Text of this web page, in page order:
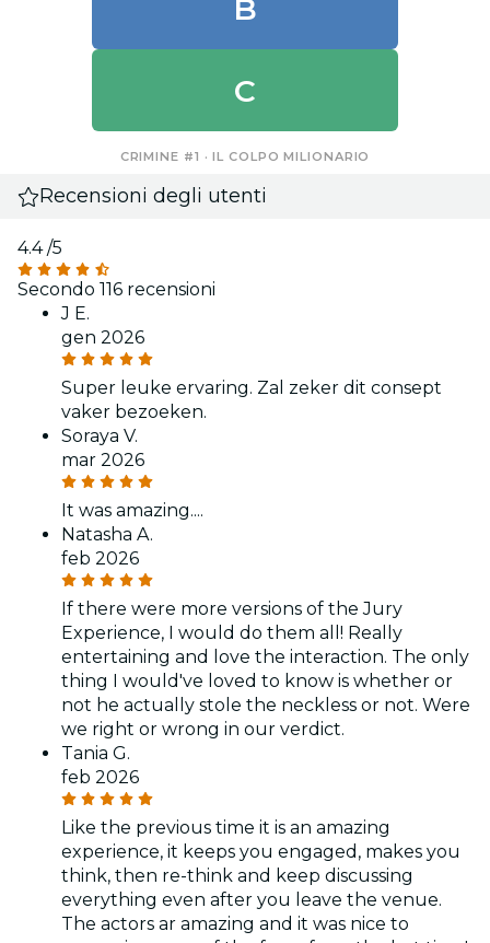
B
C
CRIMINE #1 · IL COLPO MILIONARIO
Recensioni degli utenti
4.4/5
Secondo 116 recensioni
J E.
gen 2026
Super leuke ervaring. Zal zeker dit consept
vaker bezoeken.
Soraya V.
mar 2026
It was amazing....
Natasha A.
feb 2026
If there were more versions of the Jury
Experience, I would do them all! Really
entertaining and love the interaction. The only
thing I would've loved to know is whether or
not he actually stole the neckless or not. Were
we right or wrong in our verdict.
Tania G.
feb 2026
Like the previous time it is an amazing
experience, it keeps you engaged, makes you
think, then re-think and keep discussing
everything even after you leave the venue.
The actors ar amazing and it was nice to